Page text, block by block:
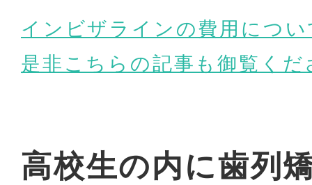
インビザラインの費用につ
是非こちらの記事も御覧くだ
高校生の内に歯列